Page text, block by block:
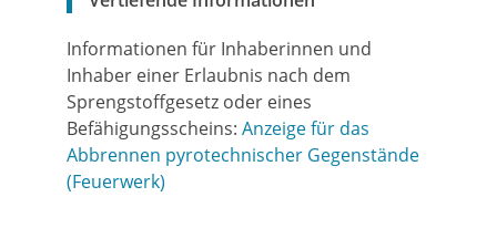
Informationen für Inhaberinnen und
Inhaber einer Erlaubnis nach dem
Sprengstoffgesetz oder eines
Befähigungsscheins: Anzeige für das
Abbrennen pyrotechnischer Gegenstände
(Feuerwerk)